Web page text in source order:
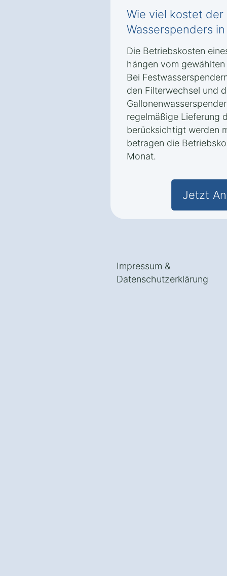
Wie viel kostet
Wasserspenders
Die Betriebskosten
hängen vom
Bei
den Filterwechsel und
regelmäßige Lieferung
berücksichtigt werden
betragen die
Monat.
Jetzt
Impressum &
Datenschutzerklärung